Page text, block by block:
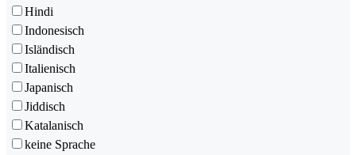
Hindi
Indonesisch
Isländisch
Italienisch
Japanisch
Jiddisch
Katalanisch
keine Sprache